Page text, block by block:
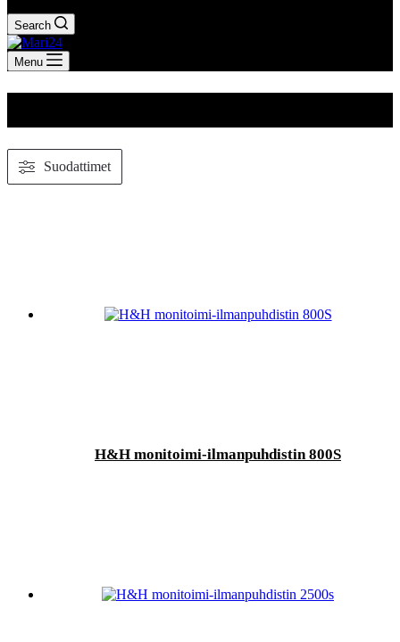
Search
Menu
Suodattimet
H&H monitoimi-ilmanpuhdistin 800S